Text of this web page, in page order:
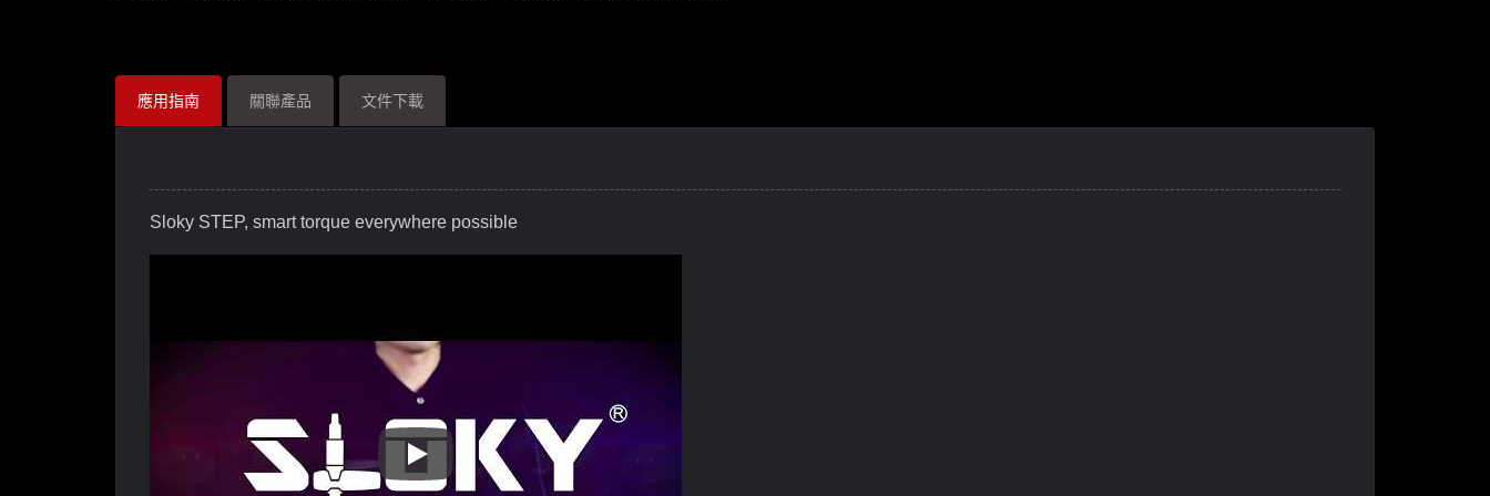
應用指南 關聯產品 文件下載
Sloky STEP, smart torque everywhere possible
Sloky STEP, Smart Torque Everywhere Possible